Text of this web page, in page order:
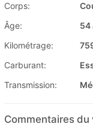
Corps:
Âge:
54
Kilométrage:
Carburant:
Transmission:
Commentaires du